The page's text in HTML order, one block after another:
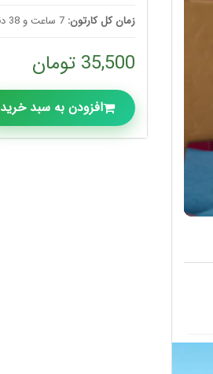
زمان کل کارتون: 7 ساعت و 38 دقیقه
35,500 تومان
افزودن به سبد خرید